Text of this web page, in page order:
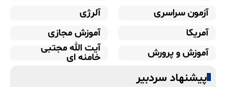
آزمون سراسری
آلرژی
آمریکا
آموزش مجازی
آموزش و پرورش
آیت الله مجتبی
خامنه ای
پیشنهاد سردبیر